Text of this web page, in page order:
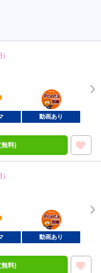
ポンタ
部屋
動画あり
料)
ポンタ
部屋
動画あり
料)